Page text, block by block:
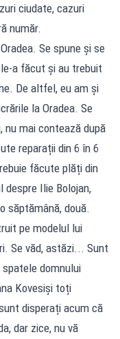
ciudate, cazuri
număr.
Se spune și se
a făcut și au trebuit
De altfel, eu am și
la Oradea. Se
nu mai contează după
reparații din 6 în 6
făcute plăți din
despre Ilie Bolojan,
săptămână, două.
pe modelul lui
Se văd, astăzi... Sunt
spatele domnului
Kovesiși toți
disperați acum că
dar zice, nu vă